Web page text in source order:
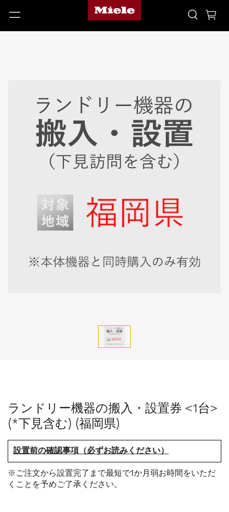
ランドリー機器の搬入・設置券 <1台>
(*下見含む) (福岡県)
設置前の確認事項（必ずお読みください）
※ご注文から設置完了まで最短で1か月弱お時間をいただ
くことを予めご了承ください。